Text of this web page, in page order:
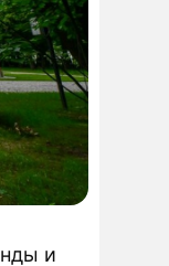
и